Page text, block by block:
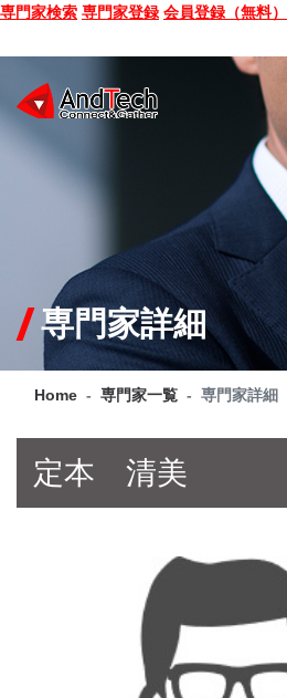
専門家検索 専門家登録 会員登録（無料）
CONSULTING
SERVICE
COMPANY
Q&A
専門家詳細
Home 専門家一覧 専門家詳細
定本 清美